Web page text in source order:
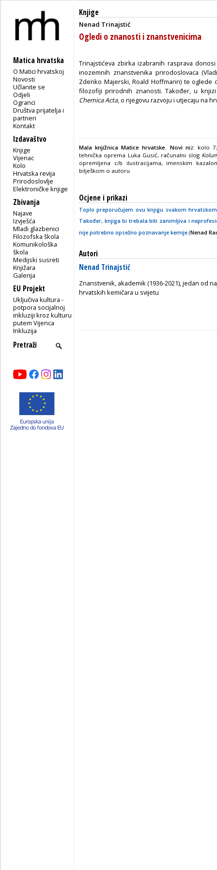
Matica hrvatska
O Matici hrvatskoj
Novosti
Učlanite se
Odjeli
Ogranci
Društva prijatelja i
partneri
Kontakt
Izdavaštvo
Knjige
Vijenac
Kolo
Hrvatska revija
Prirodoslovlje
Elektroničke knjige
Zbivanja
Najave
Izvješća
Mladi glazbenici
Filozofska škola
Komunikološka
škola
Medijski susreti
Knjižara
Galerija
EU Projekt
Uključiva kultura -
potpora socijalnoj
inkluziji kroz kulturu
putem Vijenca
Inkluzija
Knjige
Nenad Trinajstić
Ogledi o znanosti i znanstvenicima
Trinajstićeva zbirka izabranih rasprava
inozemnih znanstvenika prirodoslovaca
Zdenko Majerski, Roald Hoffmann) te
filozofiji prirodnih znanosti. Također, u
Chemica Acta, o njegovu razvoju i utjecaju na
Mala knjižnica Matice hrvatske. Novi niz: kolo
tehnička oprema Luka Gusić, računalni slog
opremljena c/b ilustracijama, imenskim
bilješkom o autoru
Ocjene i prikazi
Toplo preporučujem ovu knjigu svakom
Također, knjiga bi trebala biti zanimljiva i
nije potrebno opsežno poznavanje kemije (Nenad
Autori
Nenad Trinajstić
Znanstvenik, akademik (1936-2021), jedan od
hrvatskih kemičara u svijetu